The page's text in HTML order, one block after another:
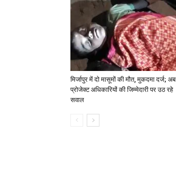
मिर्जापुर में दो मासूमों की मौत, मुकदमा दर्ज; अब
प्रोजेक्ट अधिकारियों की जिम्मेदारी पर उठ रहे
सवाल